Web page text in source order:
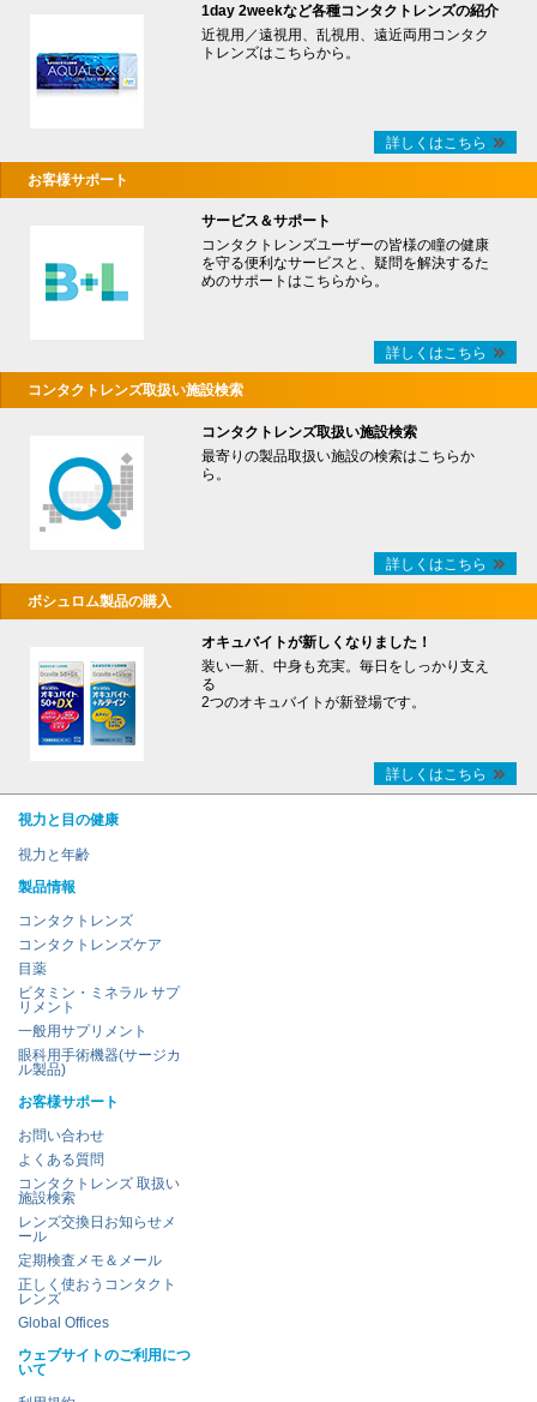
1day 2weekなど各種コンタクトレンズの紹介
近視用／遠視用、乱視用、遠近両用コンタク
トレンズはこちらから。
詳しくはこちら
お客様サポート
サービス＆サポート
コンタクトレンズユーザーの皆様の瞳の健康
を守る便利なサービスと、疑問を解決するた
めのサポートはこちらから。
詳しくはこちら
コンタクトレンズ取扱い施設検索
コンタクトレンズ取扱い施設検索
最寄りの製品取扱い施設の検索はこちらか
ら。
詳しくはこちら
ボシュロム製品の購入
オキュバイトが新しくなりました！
装い一新、中身も充実。毎日をしっかり支え
る
2つのオキュバイトが新登場です。
詳しくはこちら
視力と目の健康
視力と年齢
製品情報
コンタクトレンズ
コンタクトレンズケア
目薬
ビタミン・ミネラル サプ
リメント
一般用サプリメント
眼科用手術機器(サージカ
ル製品)
お客様サポート
お問い合わせ
よくある質問
コンタクトレンズ 取扱い
施設検索
レンズ交換日お知らせメ
ール
定期検査メモ＆メール
正しく使おうコンタクト
レンズ
Global Offices
ウェブサイトのご利用につ
いて